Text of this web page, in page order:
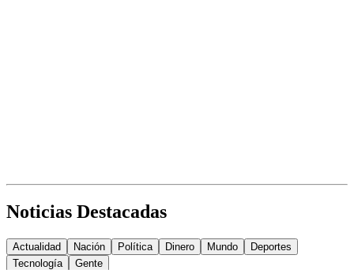
Noticias Destacadas
Actualidad Nación Política Dinero Mundo
Deportes
Tecnología
Gente